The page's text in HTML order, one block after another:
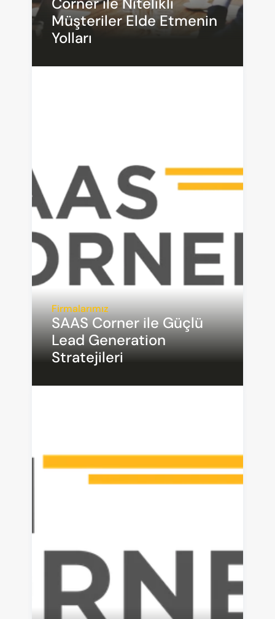
Müşteriler Elde Etmenin
Yolları
Firmalarımız
SAAS Corner ile Güçlü
Lead Generation
Stratejileri